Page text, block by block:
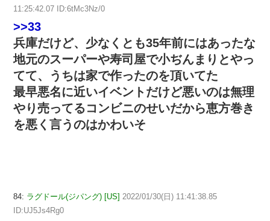
11:25:42.07 ID:6tMc3Nz/0
>>33
兵庫だけど、少なくとも35年前にはあったな
地元のスーパーや寿司屋で小ぢんまりとやっ
てて、うちは家で作ったのを頂いてた
最早悪名に近いイベントだけど悪いのは無理
やり売ってるコンビニのせいだから恵方巻き
を悪く言うのはかわいそ
84: ラグドール(ジパング) [US] 2022/01/30(日) 11:41:38.85
ID:UJ5Js4Rg0